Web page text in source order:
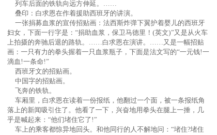
列车后面的铁轨向远方伸延。……
叠印：白求恩在作着援助西班牙的讲演。
一张捐募血浆的宣传招贴画：法西斯炸弹下翼护着婴儿的西班牙
妇女，下面一行字是：“捐助血浆，保卫马德里！(英文)”又是从火车
上拍摄的奔驰后退的路轨。……白求恩在演讲。……又是一幅招贴
画：一只有力的拳头握着一只血浆瓶子，下面是法文写的“一元钱!一
滴血!一条命!”
西班牙文的招贴画。
中国字的招贴画。
飞奔的铁轨。
车厢里，白求恩在读着一份报纸，他翻过一个面，被一条报纸角
落上的新闻吸引住了。他看了一下，兴奋地用拳头在腿上一捶，几
乎是喊起来：“他们堵住它了!”
车上的乘客都惊异地回头。和他同行的人不解地问：“堵住?堵住